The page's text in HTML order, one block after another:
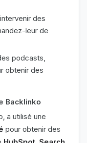
des
leur de
podcasts,
obtenir des
Backlinko
a utilisé une
pour obtenir des